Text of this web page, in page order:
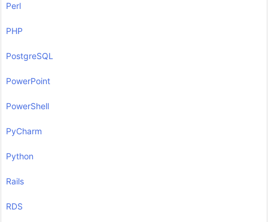
Perl
PHP
PostgreSQL
PowerPoint
PowerShell
PyCharm
Python
Rails
RDS